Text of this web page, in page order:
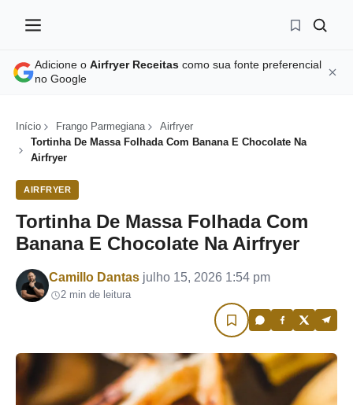
Adicione o Airfryer Receitas como sua fonte preferencial
no Google
Início Frango Parmegiana
Airfryer
Tortinha De Massa Folhada Com Banana E Chocolate Na
Airfryer
AIRFRYER
Tortinha De Massa Folhada Com
Banana E Chocolate Na Airfryer
Por
Camillo Dantas julho 15, 2026 1:54 pm
2 min de leitura